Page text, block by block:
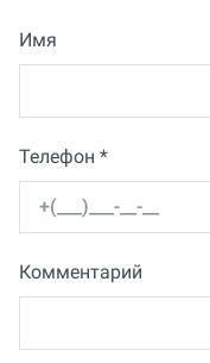
Имя
Телефон *
Комментарий